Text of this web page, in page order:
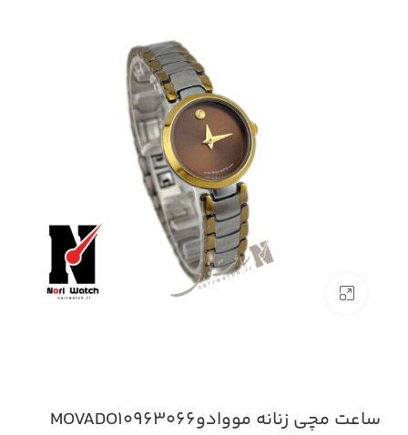
ساعت مچی زنانه مووادوMOVADO10963066